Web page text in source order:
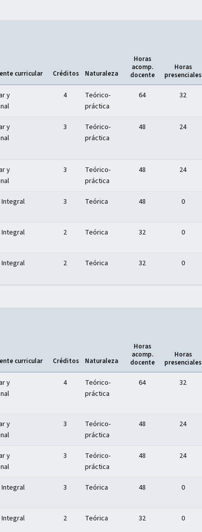
curricular Créditos Naturaleza
Horas
acomp.
docente
Horas
presenciales
y
4
Teórico-
práctica
64 32
y
3
Teórico-
práctica
48 24
y
3
Teórico-
práctica
48 24
Integral 3 Teórica 48 0
Integral 2 Teórica 32 0
Integral 2 Teórica 32 0
curricular Créditos Naturaleza
Horas
acomp.
docente
Horas
presenciales
y
4
Teórico-
práctica
64 32
y
3
Teórico-
práctica
48 24
y
3
Teórico-
práctica
48 24
Integral 3 Teórica 48 0
Integral 2 Teórica 32 0